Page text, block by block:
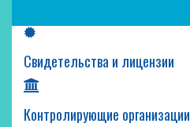
Свидетельства и лицензии
Контролирующие организации